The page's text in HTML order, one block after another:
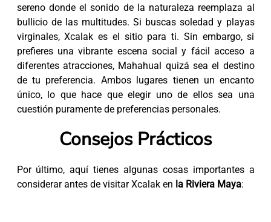
sereno donde el sonido de la naturaleza reemplaza al
bullicio de las multitudes. Si buscas soledad y playas
virginales, Xcalak es el sitio para ti. Sin embargo, si
prefieres una vibrante escena social y fácil acceso a
diferentes atracciones, Mahahual quizá sea el destino
de tu preferencia. Ambos lugares tienen un encanto
único, lo que hace que elegir uno de ellos sea una
cuestión puramente de preferencias personales.
Consejos Prácticos
Por último, aquí tienes algunas cosas importantes a
considerar antes de visitar Xcalak en la Riviera Maya: